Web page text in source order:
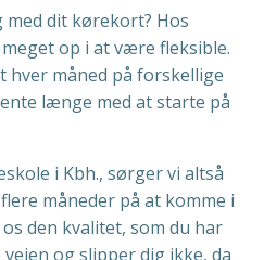
dit kørekort? Hos
op i at være fleksible.
måned på forskellige
længe med at starte på
i Kbh., sørger vi altså
måneder på at komme i
den kvalitet, som du har
og slipper dig ikke, da